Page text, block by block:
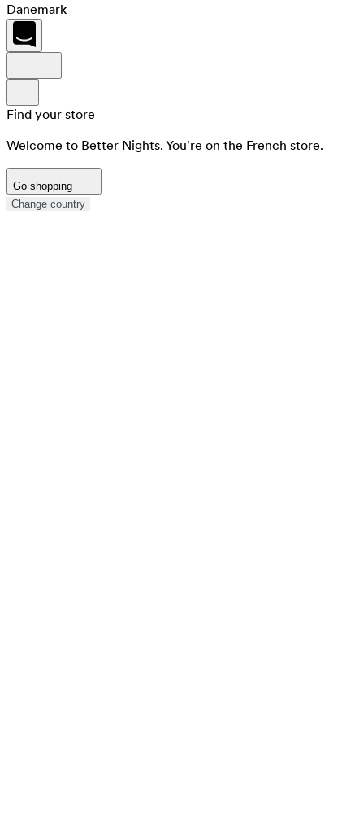
Danemark
Find your store
Welcome to Better Nights. You're on the French store.
Go shopping
Change country